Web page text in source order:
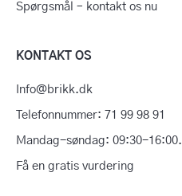
Spørgsmål – kontakt os nu
KONTAKT OS
Info@brikk.dk
Telefonnummer: 71 99 98 91
Mandag-søndag: 09:30-16:00.
Få en gratis vurdering